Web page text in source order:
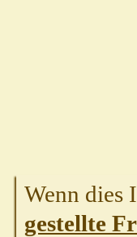
Wenn dies
gestellte